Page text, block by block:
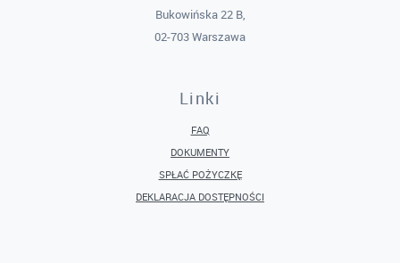
Bukowińska 22 B,
02-703 Warszawa
Linki
FAQ
DOKUMENTY
SPŁAĆ POŻYCZKĘ
DEKLARACJA DOSTĘPNOŚCI